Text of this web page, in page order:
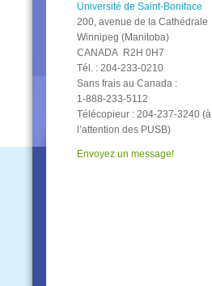
Université de Saint-Boniface
200, avenue de la Cathédrale
Winnipeg (Manitoba)
CANADA R2H 0H7
Tél. : 204‑233-0210
Sans frais au Canada :
1‑888‑233‑5112
Télécopieur : 204‑237‑3240 (à
l’attention des PUSB)
Envoyez un message!